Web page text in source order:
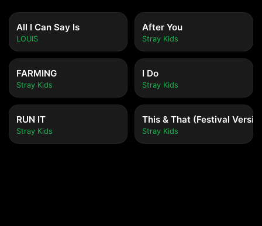
All I Can Say Is
LOUIS
After You
Stray Kids
FARMING
Stray Kids
I Do
Stray Kids
RUN IT
Stray Kids
This & That (Festival
Stray Kids